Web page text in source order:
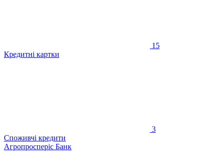
15
Кредитні картки
3
Споживчі кредити
Агропросперіс Банк